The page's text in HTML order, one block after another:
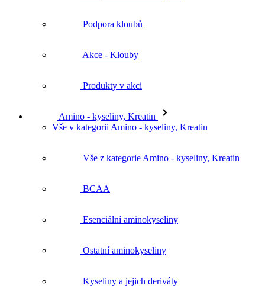
Podpora kloubů
Akce - Klouby
Produkty v akci
Amino - kyseliny, Kreatin
Vše v kategorii Amino - kyseliny, Kreatin
Vše z kategorie Amino - kyseliny, Kreatin
BCAA
Esenciální aminokyseliny
Ostatní aminokyseliny
Kyseliny a jejich deriváty